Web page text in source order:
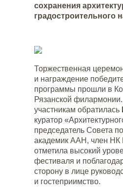
сохранения
градостроительного
Торжественная
и награждение
программы прошли в
Рязанской
участникам обратилась
куратор
председатель Совета
академик ААН, член
отметила высокий
фестиваля и
сторону в лице
и гостеприимство.